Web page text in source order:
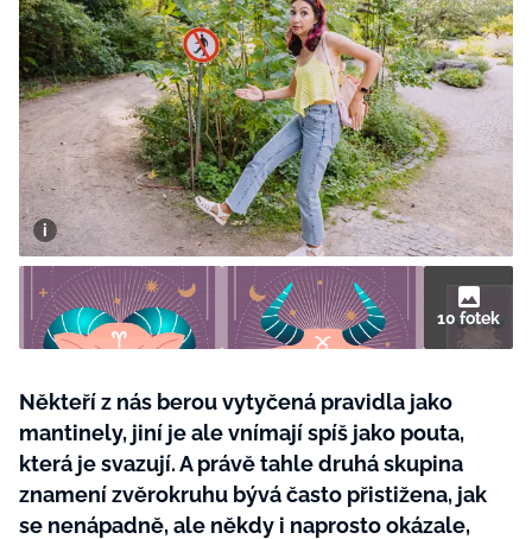
Životní styl
Všechny kategorie
Testy a kvízy
BYDLENÍ
Všechny kategorie
Tvoření
Rady a tipy
BurdaMedia
Extra
SVĚT ŽENY - 599 KČ
ROČNÍ PŘEDPLATNÉ SVĚT ŽENY +
SADA PRODUKTŮ MANA (10 ks)
10 fotek
Někteří z nás berou vytyčená pravidla jako
mantinely, jiní je ale vnímají spíš jako pouta,
která je svazují. A právě tahle druhá skupina
znamení zvěrokruhu bývá často přistižena, jak
se nenápadně, ale někdy i naprosto okázale,